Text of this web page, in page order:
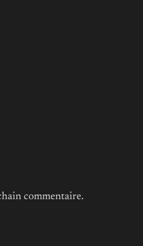
commentaire.